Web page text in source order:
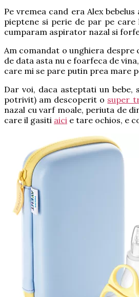
Pe vremea cand era Alex
pieptene si perie de par pe
cumparam aspirator nazal si
Am comandat o unghiera despre
de data asta nu e foarfeca de
care mi se pare putin prea mare
Dar voi, daca asteptati un
potrivit) am descoperit o super
nazal cu varf moale, periuta de
care il gasiti aici e tare ochios, e